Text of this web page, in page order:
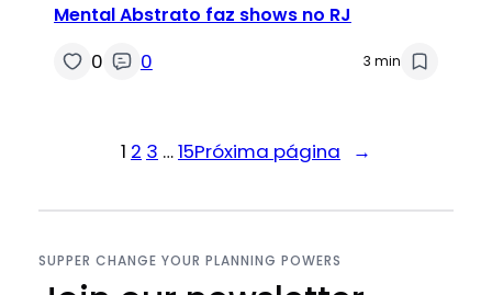
Mental Abstrato faz shows no RJ
0 0 3 min
1 2 3 …15Próxima página →
SUPPER CHANGE YOUR PLANNING POWERS